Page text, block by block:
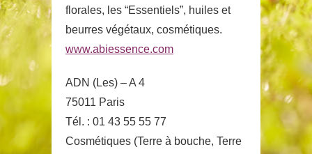
florales, les “Essentiels”, huiles et
beurres végétaux, cosmétiques.
www.abiessence.com
ADN (Les) – A 4
75011 Paris
Tél. : 01 43 55 55 77
Cosmétiques (Terre à bouche, Terre